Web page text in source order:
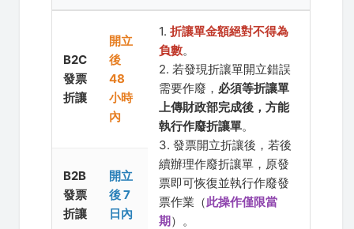
B2C
發票
折讓
開立
後
48
小時
內
1. 折讓單金額絕對不得為
負數。
2. 若發現折讓單開立錯誤
需要作廢， 必須等折讓單
上傳財政部完成後，方能
執行作廢折讓單。
3. 發票開立折讓後，若後
續辦理作廢折讓單，原發
票即可恢復並執行作廢發
票作業（此操作僅限當
期）。
B2B
發票
折讓
開立
後 7
日內